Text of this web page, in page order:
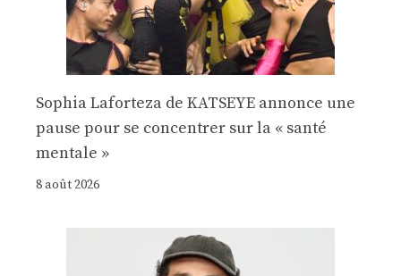
Sophia Laforteza de KATSEYE annonce une
pause pour se concentrer sur la « santé
mentale »
8 août 2026